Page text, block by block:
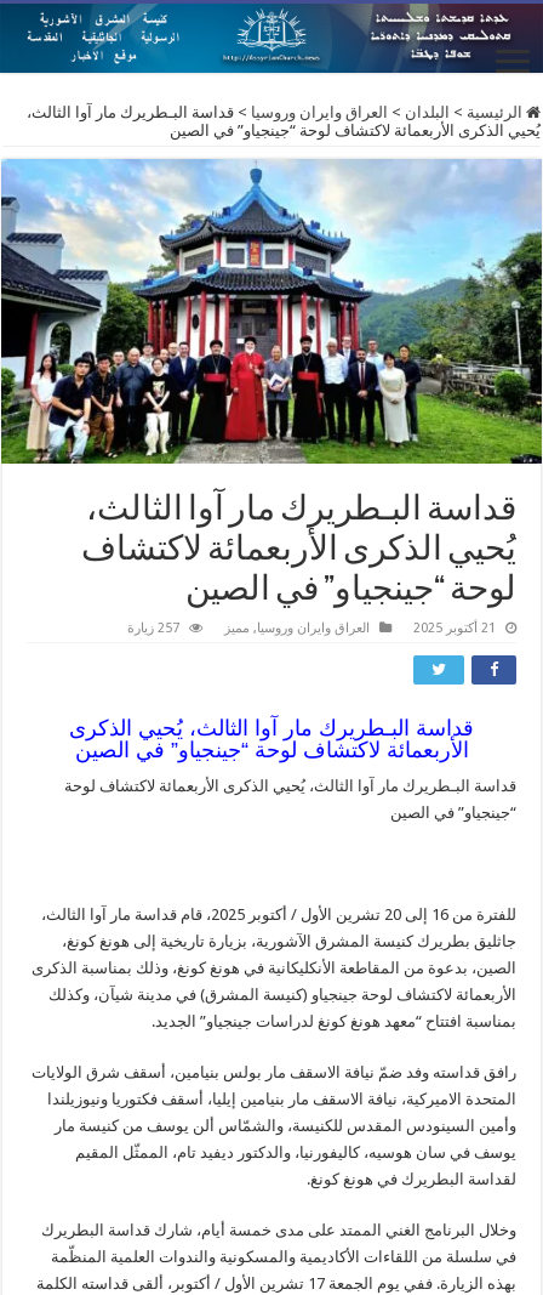
الرئيسية > البلدان > العراق وايران وروسيا > قداسة البـطريرك مار آوا الثالث،
يُحيي الذكرى الأربعمائة لاكتشاف لوحة “جينجياو” في الصين
قداسة البـطريرك مار آوا الثالث،
يُحيي الذكرى الأربعمائة لاكتشاف
لوحة “جينجياو” في الصين
21 أكتوبر 2025 العراق وايران وروسيا, مميز 257 زيارة
قداسة البـطريرك مار آوا الثالث، يُحيي الذكرى
الأربعمائة لاكتشاف لوحة “جينجياو” في الصين
قداسة البـطريرك مار آوا الثالث، يُحيي الذكرى الأربعمائة لاكتشاف لوحة
“جينجياو” في الصين
للفترة من 16 إلى 20 تشرين الأول / أكتوبر 2025، قام قداسة مار آوا الثالث،
جاثليق بطريرك كنيسة المشرق الآشورية، بزيارة تاريخية إلى هونغ كونغ،
الصين، بدعوة من المقاطعة الأنكليكانية في هونغ كونغ، وذلك بمناسبة الذكرى
الأربعمائة لاكتشاف لوحة جينجياو (كنيسة المشرق) في مدينة شيآن، وكذلك
بمناسبة افتتاح “معهد هونغ كونغ لدراسات جينجياو” الجديد.
رافق قداسته وفد ضمّ نيافة الاسقف مار بولس بنيامين، أسقف شرق الولايات
المتحدة الاميركية، نيافة الاسقف مار بنيامين إيليا، أسقف فكتوريا ونيوزيلندا
وأمين السينودس المقدس للكنيسة، والشمّاس ألن يوسف من كنيسة مار
يوسف في سان هوسيه، كاليفورنيا، والدكتور ديفيد تام، الممثّل المقيم
لقداسة البطريرك في هونغ كونغ.
وخلال البرنامج الغني الممتد على مدى خمسة أيام، شارك قداسة البطريرك
في سلسلة من اللقاءات الأكاديمية والمسكونية والندوات العلمية المنظّمة
بهذه الزيارة. ففي يوم الجمعة 17 تشرين الأول / أكتوبر، ألقى قداسته الكلمة